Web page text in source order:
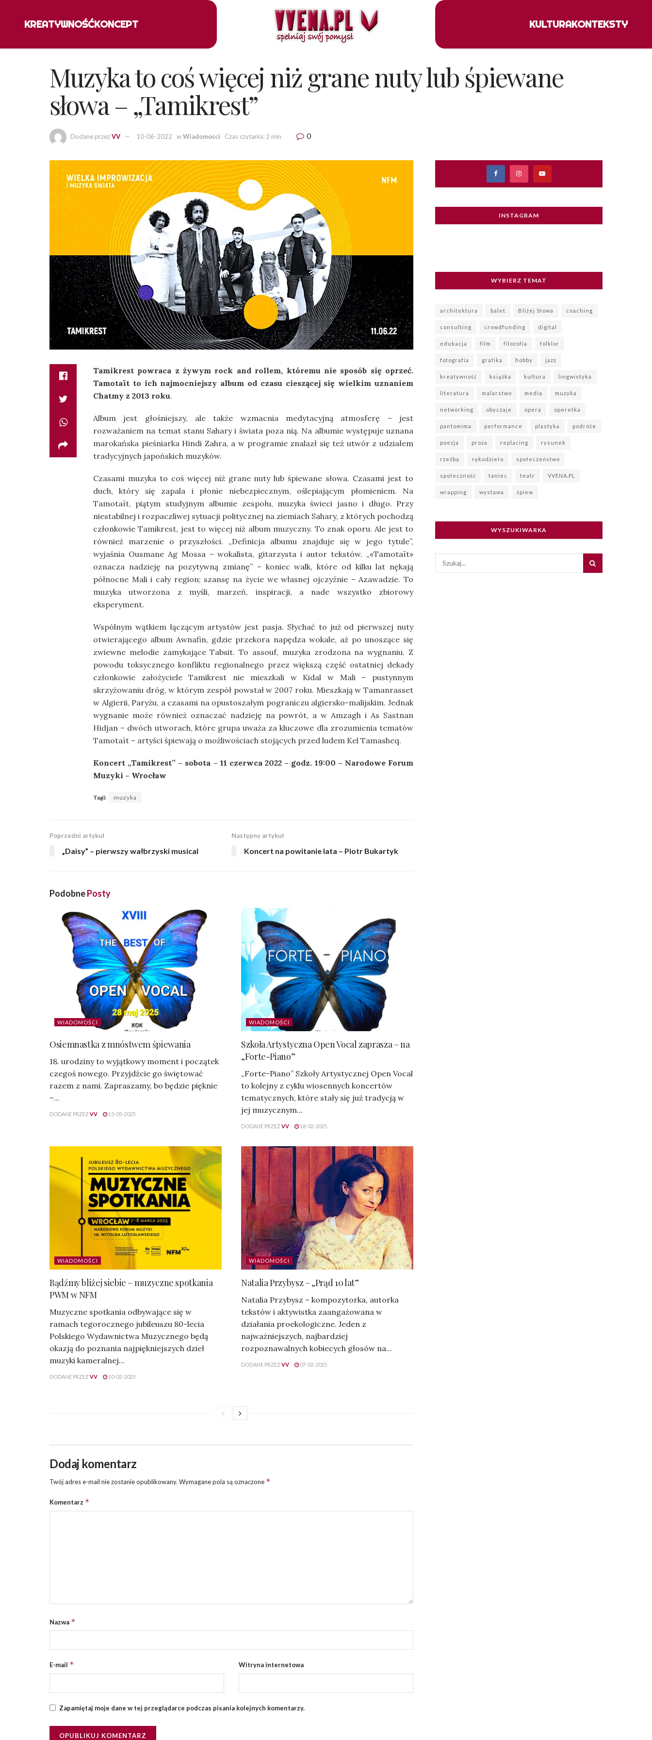
KREATYWNOŚĆKONCEPT KULTURAKONTEKSTY
Muzyka to coś więcej niż grane nuty lub śpiewane
słowa – „Tamikrest”
Dodane przezVV 10-06-2022 wWiadomości Czas czytania: 2 min 0
Tamikrest powraca z żywym rock and rollem, któremu nie sposób się oprzeć.
Tamotaït to ich najmocniejszy album od czasu cieszącej się wielkim uznaniem
Chatmy z 2013 roku.
Album jest głośniejszy, ale także wzmacnia medytacyjną atmosferę – jest
rozważaniem na temat stanu Sahary i świata poza nią. Na albumie występuje uznana
marokańska pieśniarka Hindi Zahra, a w programie znalazł się też utwór z udziałem
tradycyjnych japońskich muzyków.
Czasami muzyka to coś więcej niż grane nuty lub śpiewane słowa. Czasami jest to
duch, który się zapala i płonie niebezpiecznym, oślepiającym płomieniem. Na
Tamotaït, piątym studyjnym albumie zespołu, muzyka świeci jasno i długo. Przy
niestabilnej i rozpaczliwej sytuacji politycznej na ziemiach Sahary, z których pochodzą
członkowie Tamikrest, jest to więcej niż album muzyczny. To znak oporu. Ale jest to
również marzenie o przyszłości. „Definicja albumu znajduje się w jego tytule”,
wyjaśnia Ousmane Ag Mossa – wokalista, gitarzysta i autor tekstów. „«Tamotaït»
oznacza nadzieję na pozytywną zmianę” – koniec walk, które od kilku lat nękają
północne Mali i cały region; szansę na życie we własnej ojczyźnie – Azawadzie. To
muzyka utworzona z myśli, marzeń, inspiracji, a nade wszystko zbiorowy
eksperyment.
Wspólnym wątkiem łączącym artystów jest pasja. Słychać to już od pierwszej nuty
otwierającego album Awnafin, gdzie przekora napędza wokale, aż po unoszące się
zwiewne melodie zamykające Tabsit. To assouf, muzyka zrodzona na wygnaniu. Z
powodu toksycznego konfliktu regionalnego przez większą część ostatniej dekady
członkowie założyciele Tamikrest nie mieszkali w Kidal w Mali – pustynnym
skrzyżowaniu dróg, w którym zespół powstał w 2007 roku. Mieszkają w Tamanrasset
w Algierii, Paryżu, a czasami na opustoszałym pograniczu algiersko-malijskim. Jednak
wygnanie może również oznaczać nadzieję na powrót, a w Amzagh i As Sastnan
Hidjan – dwóch utworach, które grupa uważa za kluczowe dla zrozumienia tematów
Tamotaït – artyści śpiewają o możliwościach stojących przed ludem Kel Tamasheq.
Koncert „Tamikrest” – sobota – 11 czerwca 2022 – godz. 19:00 – Narodowe Forum
Muzyki – Wrocław
Tagi: muzyka
Poprzedni artykuł
„Daisy” – pierwszy wałbrzyski musical
Następny artykuł
Koncert na powitanie lata – Piotr Bukartyk
PodobnePosty
WIADOMOŚCI
Osiemnastka z mnóstwem śpiewania
18. urodziny to wyjątkowy moment i początek
czegoś nowego. Przyjdźcie go świętować
razem z nami. Zapraszamy, bo będzie pięknie
–...
DODANE PRZEZVV 15-05-2025
WIADOMOŚCI
Szkoła Artystyczna Open Vocal zaprasza – na
„Forte-Piano”
„Forte-Piano” Szkoły Artystycznej Open Vocal
to kolejny z cyklu wiosennych koncertów
tematycznych, które stały się już tradycją w
jej muzycznym...
DODANE PRZEZVV 18-02-2025
WIADOMOŚCI
Bądźmy bliżej siebie – muzyczne spotkania
PWM w NFM
Muzyczne spotkania odbywające się w
ramach tegorocznego jubileuszu 80-lecia
Polskiego Wydawnictwa Muzycznego będą
okazją do poznania najpiękniejszych dzieł
muzyki kameralnej...
DODANE PRZEZVV 10-02-2025
WIADOMOŚCI
Natalia Przybysz – „Prąd 10 lat”
Natalia Przybysz – kompozytorka, autorka
tekstów i aktywistka zaangażowana w
działania proekologiczne. Jeden z
najważniejszych, najbardziej
rozpoznawalnych kobiecych głosów na...
DODANE PRZEZVV 07-02-2025
Dodaj komentarz
Twój adres e-mail nie zostanie opublikowany. Wymagane pola są oznaczone *
Komentarz *
Nazwa *
E-mail * Witryna internetowa
Zapamiętaj moje dane w tej przeglądarce podczas pisania kolejnych komentarzy.
INSTAGRAM
WYBIERZ TEMAT
architektura balet Bliżej Słowa coaching
consulting crowdfunding digital
edukacja film filozofia folklor
fotografia grafika hobby jazz
kreatywność książka kultura lingwistyka
literatura malarstwo media muzyka
networking obyczaje opera operetka
pantomima performance plastyka podróże
poezja proza replacing rysunek
rzeźba rękodzieło społeczeństwo
społeczność taniec teatr VVENA.PL
wrapping wystawa śpiew
WYSZUKIWARKA